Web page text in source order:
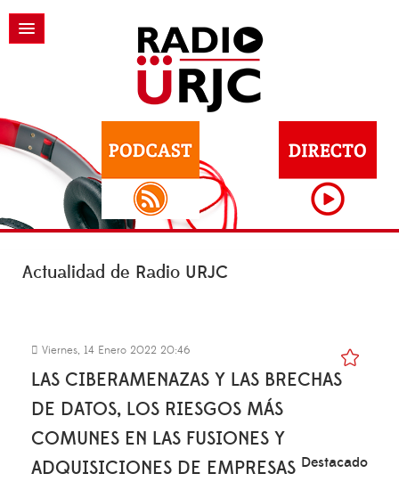
Actualidad de Radio URJC
Viernes, 14 Enero 2022 20:46
LAS CIBERAMENAZAS Y LAS BRECHAS
DE DATOS, LOS RIESGOS MÁS
COMUNES EN LAS FUSIONES Y
ADQUISICIONES DE EMPRESAS Destacado